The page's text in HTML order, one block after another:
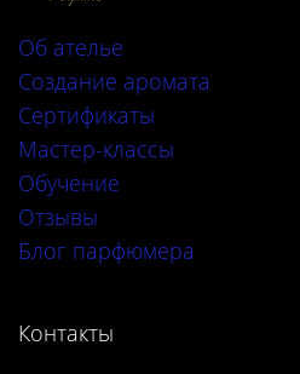
Об ателье
Создание аромата
Сертификаты
Мастер-классы
Обучение
Отзывы
Блог парфюмера
Контакты